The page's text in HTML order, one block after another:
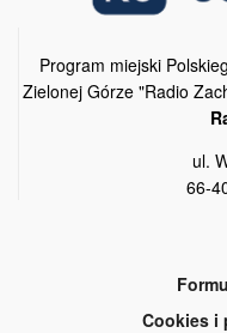
Program miejski
Zielonej Górze "Radio
ul.
66-
Cookies i